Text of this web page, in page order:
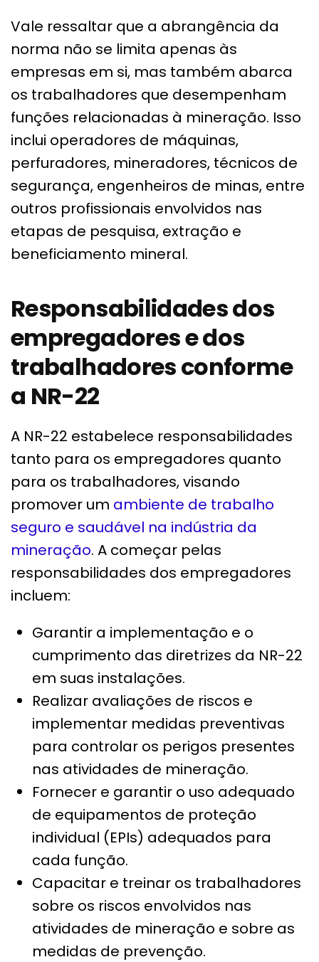
Vale ressaltar que a abrangência da
norma não se limita apenas às
empresas em si, mas também abarca
os trabalhadores que desempenham
funções relacionadas à mineração. Isso
inclui operadores de máquinas,
perfuradores, mineradores, técnicos de
segurança, engenheiros de minas, entre
outros profissionais envolvidos nas
etapas de pesquisa, extração e
beneficiamento mineral.
Responsabilidades dos
empregadores e dos
trabalhadores conforme
a NR-22
A NR-22 estabelece responsabilidades
tanto para os empregadores quanto
para os trabalhadores, visando
promover um ambiente de trabalho
seguro e saudável na indústria da
mineração. A começar pelas
responsabilidades dos empregadores
incluem:
Garantir a implementação e o
cumprimento das diretrizes da NR-22
em suas instalações.
Realizar avaliações de riscos e
implementar medidas preventivas
para controlar os perigos presentes
nas atividades de mineração.
Fornecer e garantir o uso adequado
de equipamentos de proteção
individual (EPIs) adequados para
cada função.
Capacitar e treinar os trabalhadores
sobre os riscos envolvidos nas
atividades de mineração e sobre as
medidas de prevenção.